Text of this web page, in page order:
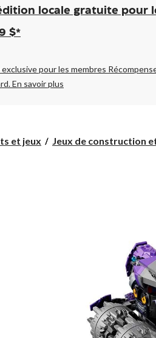
Ouvert,
Fermeture
à
pour
changer
locale gratuite pour
$*
pour les membres
En savoir plus
et jeux Jeux de construction et